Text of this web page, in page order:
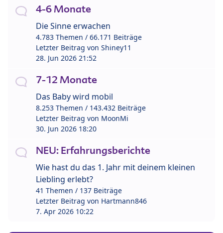
4-6 Monate
Die Sinne erwachen
4.783 Themen / 66.171 Beiträge
Letzter Beitrag von Shiney11
28. Jun 2026 21:52
7-12 Monate
Das Baby wird mobil
8.253 Themen / 143.432 Beiträge
Letzter Beitrag von MoonMi
30. Jun 2026 18:20
NEU: Erfahrungsberichte
Wie hast du das 1. Jahr mit deinem kleinen
Liebling erlebt?
41 Themen / 137 Beiträge
Letzter Beitrag von Hartmann846
7. Apr 2026 10:22